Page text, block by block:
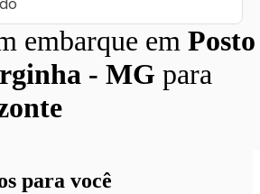
embarque em Posto
- MG para
para você